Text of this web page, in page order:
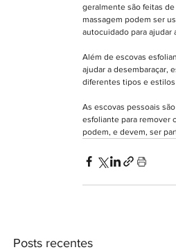
geralmente são feitas
massagem podem ser
autocuidado para ajudar
Além de escovas
ajudar a desembaraçar,
diferentes tipos e
As escovas pessoais
esfoliante para remover
podem, e devem, ser
Posts recentes